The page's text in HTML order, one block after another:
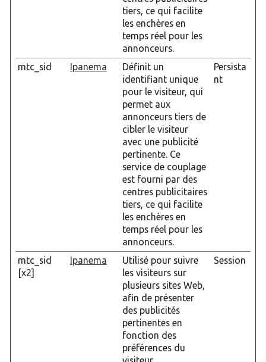
tiers, ce qui facilite
les enchères en
temps réel pour les
annonceurs.
mtc_sid
Ipanema
Définit un
identifiant unique
pour le visiteur, qui
permet aux
annonceurs tiers de
cibler le visiteur
avec une publicité
pertinente. Ce
service de couplage
est fourni par des
centres publicitaires
tiers, ce qui facilite
les enchères en
temps réel pour les
annonceurs.
Persista
nt
mtc_sid
[x2]
Ipanema
Utilisé pour suivre
les visiteurs sur
plusieurs sites Web,
afin de présenter
des publicités
pertinentes en
fonction des
préférences du
Session